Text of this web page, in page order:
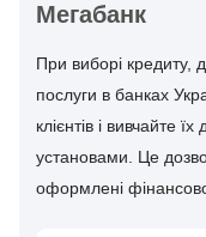
Мегабанк
При виборі кредиту,
послуги в банках
клієнтів і вивчайте
установами. Це
оформлені